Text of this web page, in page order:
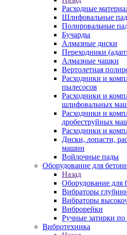
Расходные
Шлифовальные
Полировальные
Бучарды
Алмазные диски
Переходники
Алмазные чашки
Вертолетная
Расходники и
пылесосов
Расходники и
шлифовальных
Расходники и
дробеструйных
Расходники и
Диски, лопасти,
машин
Войлочные пады
Оборудование для
Назад
Оборудование для
Вибраторы
Вибраторы
Виброрейки
Ручные затирки по
Вибротехника